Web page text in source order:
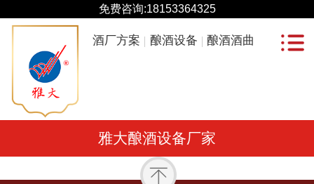
免费咨询:18153364325
酒厂方案 酿酒设备 酿酒酒曲
雅大酿酒设备厂家